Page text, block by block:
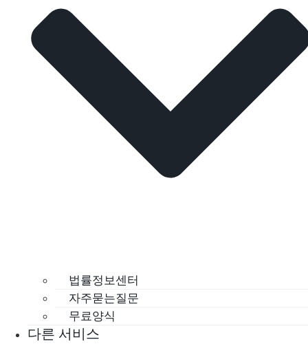
법률정보센터
자주묻는질문
무료양식
다른 서비스